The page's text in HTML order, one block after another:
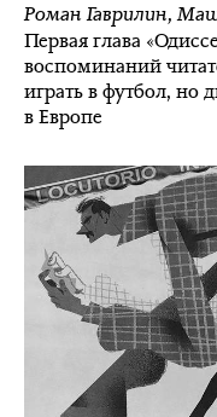
Роман Гаврилин,
Первая глава
воспоминаний
играть в футбол, но
в Европе